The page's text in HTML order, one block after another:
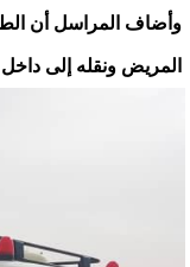
وأضاف المراسل أن
المريض ونقله إلى